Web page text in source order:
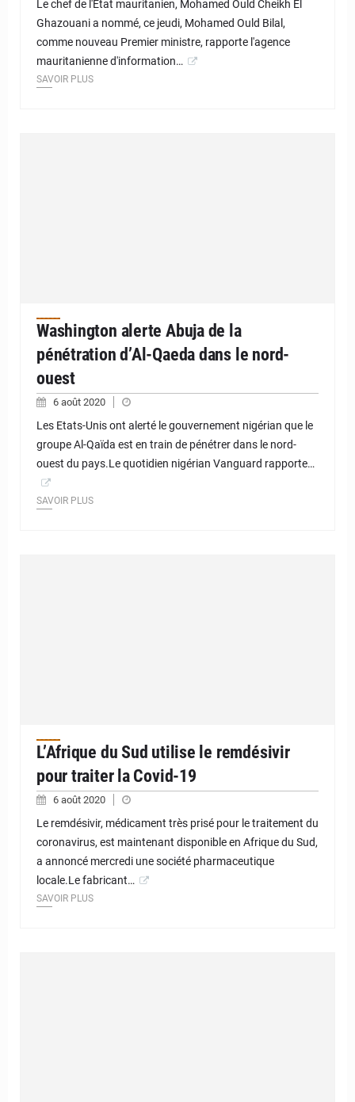
Le chef de l'Etat mauritanien, Mohamed Ould Cheikh El
Ghazouani a nommé, ce jeudi, Mohamed Ould Bilal,
comme nouveau Premier ministre, rapporte l'agence
mauritanienne d'information…
SAVOIR PLUS
Washington alerte Abuja de la
pénétration d’Al-Qaeda dans le nord-
ouest
6 août 2020
Les Etats-Unis ont alerté le gouvernement nigérian que le
groupe Al-Qaïda est en train de pénétrer dans le nord-
ouest du pays.Le quotidien nigérian Vanguard rapporte…
SAVOIR PLUS
L’Afrique du Sud utilise le remdésivir
pour traiter la Covid-19
6 août 2020
Le remdésivir, médicament très prisé pour le traitement du
coronavirus, est maintenant disponible en Afrique du Sud,
a annoncé mercredi une société pharmaceutique
locale.Le fabricant…
SAVOIR PLUS